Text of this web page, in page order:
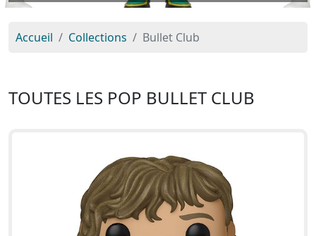
Accueil Collections Bullet Club
TOUTES LES POP BULLET CLUB